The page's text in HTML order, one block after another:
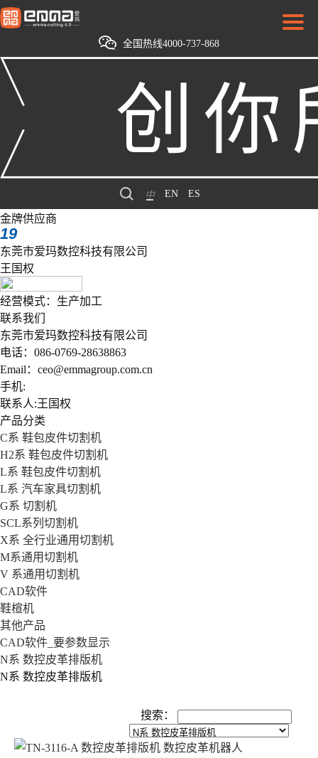
全国热线4000-737-868
中 EN ES
金牌供应商
19
东莞市爱玛数控科技有限公司
王国权
经营模式：生产加工
联系我们
东莞市爱玛数控科技有限公司
电话：086-0769-28638863
Email：ceo@emmagroup.com.cn
手机:
联系人:王国权
产品分类
C系 鞋包皮件切割机
H2系 鞋包皮件切割机
L系 鞋包皮件切割机
L系 汽车家具切割机
G系 切割机
SCL系列切割机
X系 全行业通用切割机
M系通用切割机
V 系通用切割机
CAD软件
鞋楦机
其他产品
CAD软件_要参数显示
N系 数控皮革排版机
N系 数控皮革排版机
搜索 ：